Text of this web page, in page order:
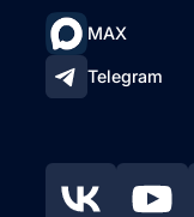
MAX
Telegram